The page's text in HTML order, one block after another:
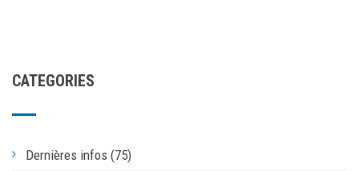
CATEGORIES
Dernières infos (75)